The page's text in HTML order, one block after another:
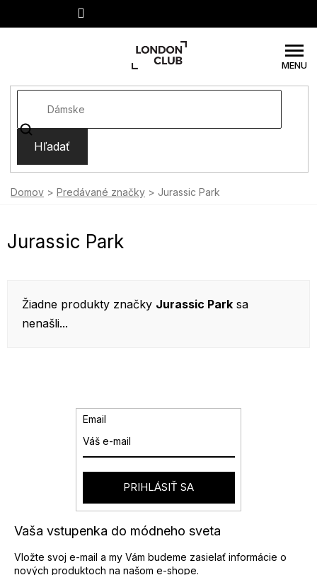
Hľadať
Domov Predávané značky Jurassic Park
Jurassic Park
Žiadne produkty značky Jurassic Park sa
nenašli...
Vaša vstupenka do módneho sveta
Vložte svoj e-mail a my Vám budeme zasielať informácie o
nových produktoch na našom e-shope.
Email
PRIHLÁSIŤ SA